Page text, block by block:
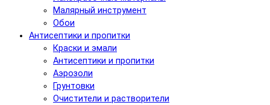
Малярный инструмент
Обои
Антисептики и пропитки
Краски и эмали
Антисептики и пропитки
Аэрозоли
Грунтовки
Очистители и растворители